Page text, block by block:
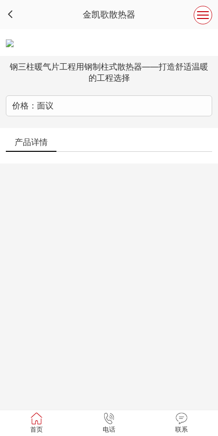
 金凯歌散热器
钢三柱暖气片工程用钢制柱式散热器——打造舒适温暖
的工程选择
价格：面议
产品详情
首页 电话 联系